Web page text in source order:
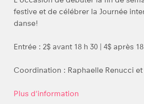
festive et de célébrer la Journée
danse!
Entrée : 2$ avant 18 h 30 | 4$ après
Coordination : Raphaelle Renucci et
Plus d'information